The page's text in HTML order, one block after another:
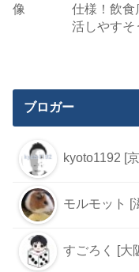
仕様！飲食
活しやすそ
ブロガー
kyoto1192 [
モルモット [
すごろく [大